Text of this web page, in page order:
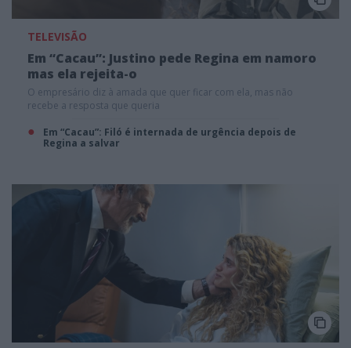
TELEVISÃO
Em “Cacau”: Justino pede Regina em namoro
mas ela rejeita-o
O empresário diz à amada que quer ficar com ela, mas não
recebe a resposta que queria
Em “Cacau”: Filó é internada de urgência depois de
Regina a salvar